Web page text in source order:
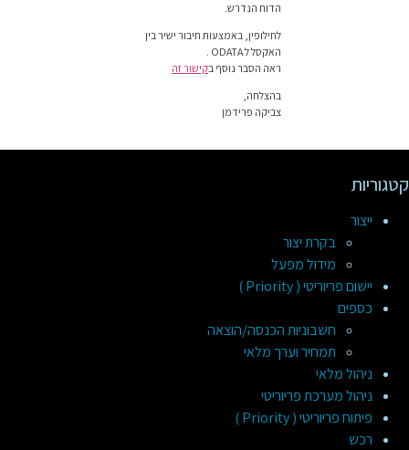
הדוח הנדרש.
לחילופין, באמצעות חיבור ישיר בין
האקסל ל ODATA .
ראה הסבר נוסף בקישור זה
בהצלחה,
צביקה פרידמן
קטגוריות
ייצור
בקרת יצור
מידול מפעל
יישום פריוריטי ( Priority )
כספים
חשבוניות הכנסה/הוצאה
תמחיר וערך מלאי
ניהול מלאי
ניהול מערכת פריוריטי
פיתוח פריוריטי ( Priority )
רכש